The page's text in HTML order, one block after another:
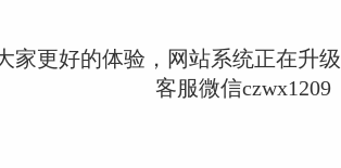
家更好的体验，网站系统正在升
客服微信czwx1209